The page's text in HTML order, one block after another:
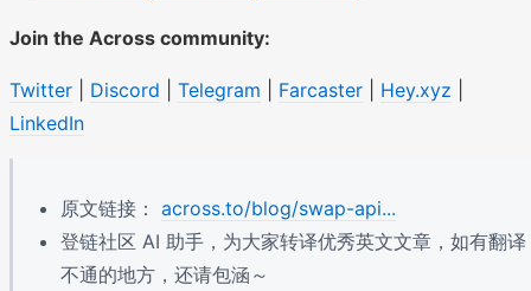
Join the Across community:
Twitter Discord Telegram Farcaster Hey.xyz
LinkedIn
原文链接： across.to/blog/swap-api...
登链社区 AI 助手，为大家转译优秀英文文章，如有翻译
不通的地方，还请包涵～